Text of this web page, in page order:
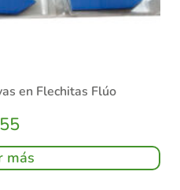
en Flechitas Flúo
más